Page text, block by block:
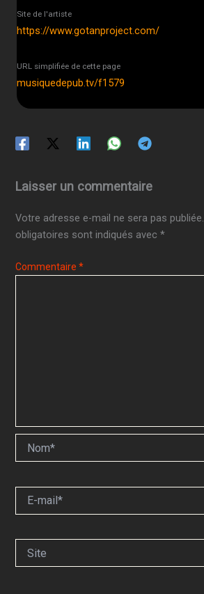
Site de l'artiste
https://www.gotanproject.com/
URL simplifiée de cette page
musiquedepub.tv/f1579
Laisser un commentaire
Votre adresse e-mail ne sera pas publiée.
obligatoires sont indiqués avec*
Commentaire*
mail*